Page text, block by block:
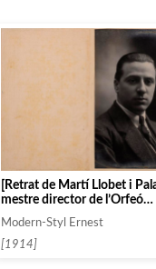
[Retrat de Martí Llobet i
mestre director de l’Orfeó
Granollerí]
Modern-Styl Ernest
[1914]